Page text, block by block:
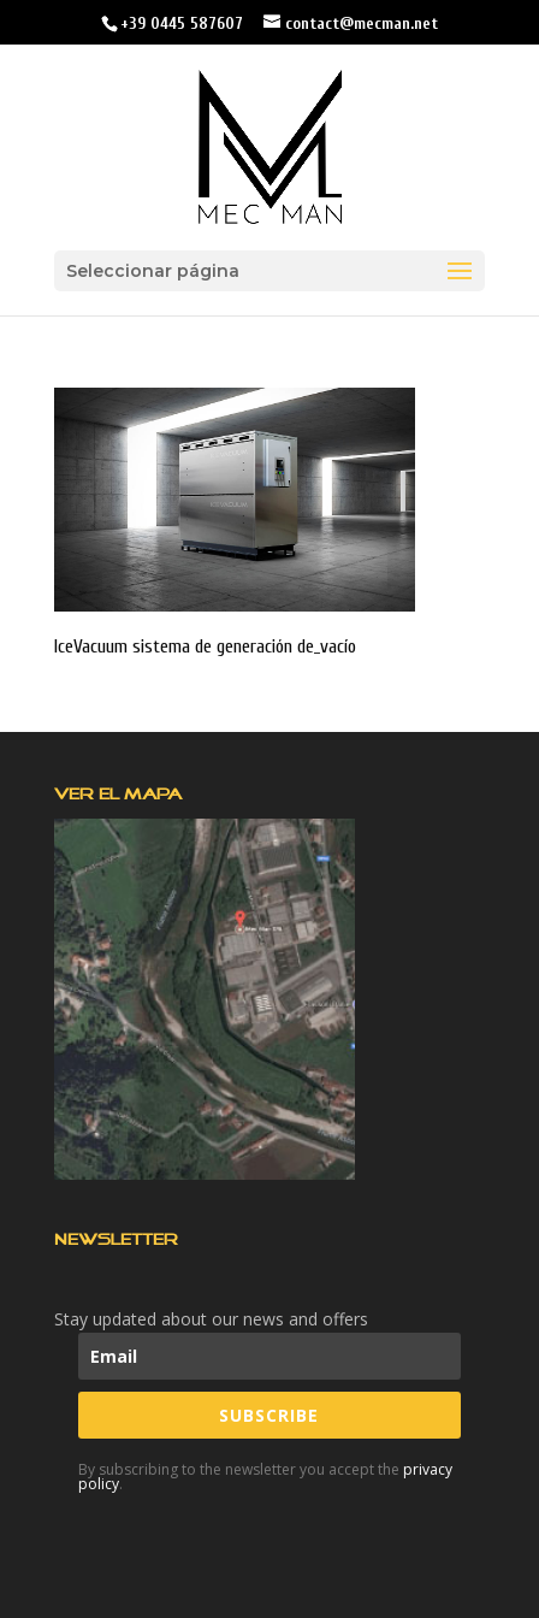
+39 0445 587607 contact@mecman.net
Seleccionar página
IceVacuum sistema de generación de_vacío
VER EL MAPA
NEWSLETTER
Stay updated about our news and offers
SUBSCRIBE
By subscribing to the newsletter you accept the privacy
policy.